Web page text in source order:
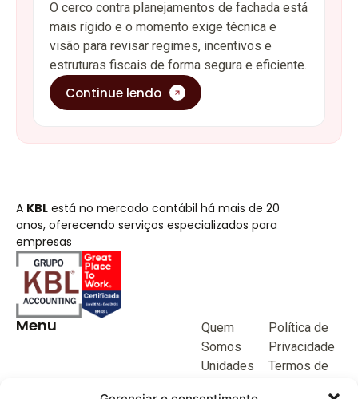
O cerco contra planejamentos de fachada está
mais rígido e o momento exige técnica e
visão para revisar regimes, incentivos e
estruturas fiscais de forma segura e eficiente.
Continue lendo
A KBL está no mercado contábil há mais de 20
anos, oferecendo serviços especializados para
empresas
Menu
Quem
Somos
Unidades
Política de
Privacidade
Termos de